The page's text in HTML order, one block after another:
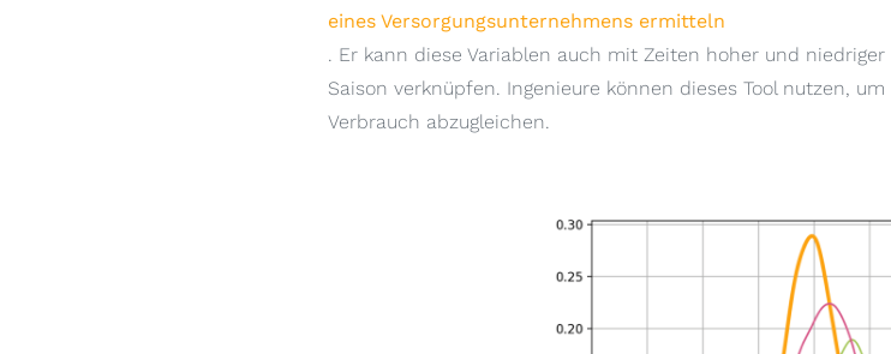
eines Versorgungsunternehmens ermitteln
. Er kann diese Variablen auch mit Zeiten hoher und
Saison verknüpfen. Ingenieure können dieses Tool nutzen,
Verbrauch abzugleichen.